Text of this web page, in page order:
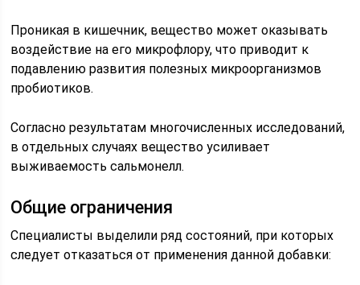
Проникая в кишечник, вещество может оказывать
воздействие на его микрофлору, что приводит к
подавлению развития полезных микроорганизмов
пробиотиков.
Согласно результатам многочисленных исследований,
в отдельных случаях вещество усиливает
выживаемость сальмонелл.
Общие ограничения
Специалисты выделили ряд состояний, при которых
следует отказаться от применения данной добавки: